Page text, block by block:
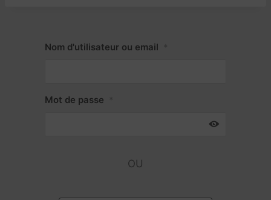
Nom d'utilisateur ou email
Mot de passe
OU